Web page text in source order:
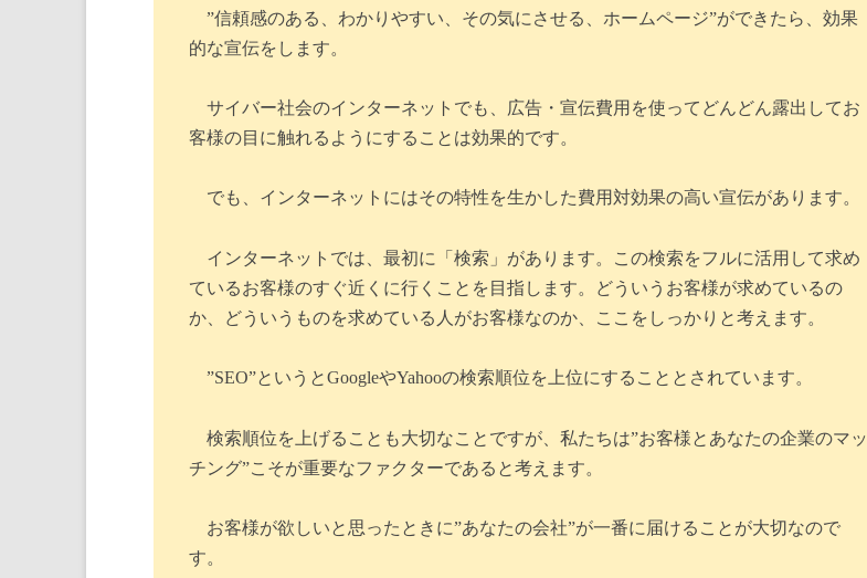
”信頼感のある、わかりやすい、その気にさせる、ホームページ”ができたら、効果
的な宣伝をします。
サイバー社会のインターネットでも、広告・宣伝費用を使ってどんどん露出してお
客様の目に触れるようにすることは効果的です。
でも、インターネットにはその特性を生かした費用対効果の高い宣伝があります。
インターネットでは、最初に「検索」があります。この検索をフルに活用して求め
ているお客様のすぐ近くに行くことを目指します。どういうお客様が求めているの
か、どういうものを求めている人がお客様なのか、ここをしっかりと考えます。
”SEO”というとGoogleやYahooの検索順位を上位にすることとされています。
検索順位を上げることも大切なことですが、私たちは”お客様とあなたの企業のマッ
チング”こそが重要なファクターであると考えます。
お客様が欲しいと思ったときに”あなたの会社”が一番に届けることが大切なので
す。